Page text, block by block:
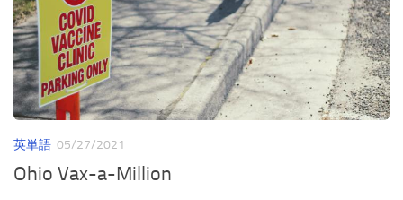
英単語 05/27/2021
Ohio Vax-a-Million